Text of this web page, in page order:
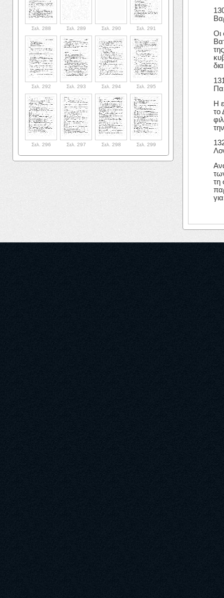
Σελ. 288 Σελ. 289 Σελ. 290 Σελ. 291
Σελ. 292 Σελ. 293 Σελ. 294 Σελ. 295
Σελ. 296 Σελ. 297 Σελ. 298 Σελ. 299
Οι
Η
το
τη